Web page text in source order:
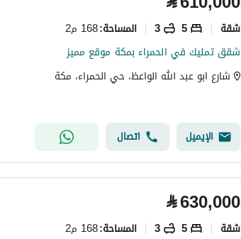
شقة 5
3 المساحة:168 م2
شقق تمليك في الحمراء بمكة موقع مميز
شارع ابو عبد الله الواعظ، حي الحمراء، مكة
الإيميل اتصال
⃁630,000
شقة 5
3 المساحة:168 م2